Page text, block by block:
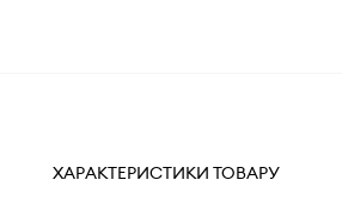
ХАРАКТЕРИСТИКИ ТОВАРУ